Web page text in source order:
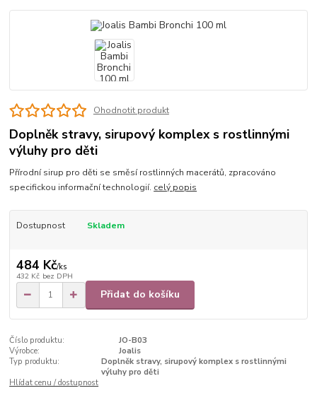
Ohodnotit produkt
Doplněk stravy, sirupový komplex s rostlinnými
výluhy pro děti
Přírodní sirup pro děti se směsí rostlinných macerátů, zpracováno
specifickou informační technologií. celý popis
Dostupnost Skladem
484 Kč/ks
432 Kč bez DPH
Přidat do košíku
Číslo produktu:
JO-B03
Výrobce:
Joalis
Typ produktu:
Doplněk stravy, sirupový komplex s rostlinnými
výluhy pro děti
Hlídat cenu / dostupnost